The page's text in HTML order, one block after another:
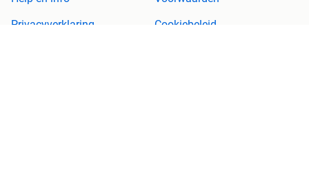
Privacyverklaring
Cookiebeleid